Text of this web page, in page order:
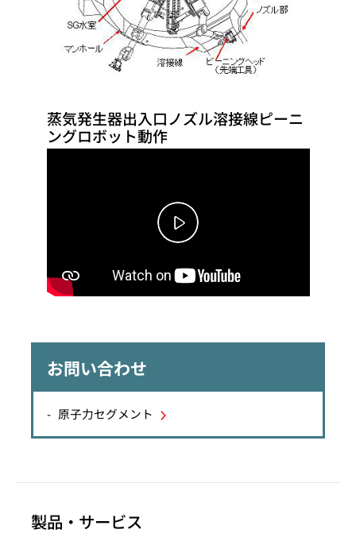
蒸気発生器出入口ノズル溶接線ピーニ
ングロボット動作
お問い合わせ
原子力セグメント
製品・サービス